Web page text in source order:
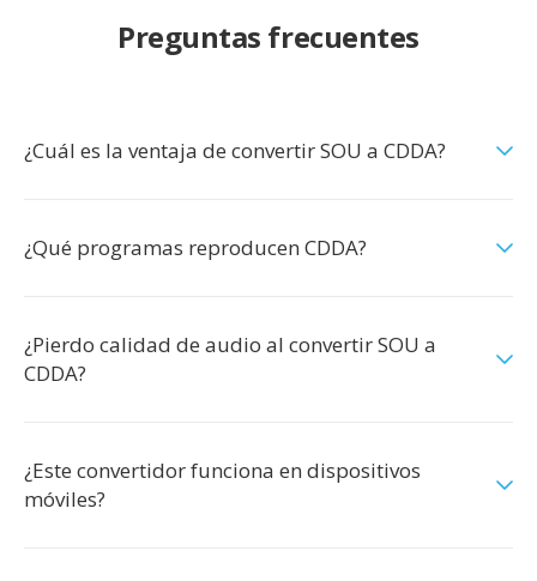
Preguntas frecuentes
¿Cuál es la ventaja de convertir SOU a CDDA?
¿Qué programas reproducen CDDA?
¿Pierdo calidad de audio al convertir SOU a
CDDA?
¿Este convertidor funciona en dispositivos
móviles?